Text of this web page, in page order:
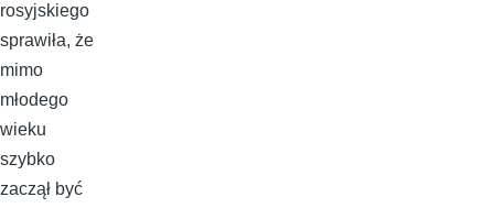
rosyjskiego
sprawiła, że
mimo
młodego
wieku
szybko
zaczął być